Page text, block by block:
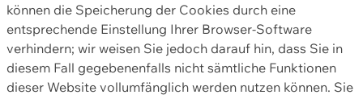
können die Speicherung der Cookies durch eine
entsprechende Einstellung Ihrer Browser-Software
verhindern; wir weisen Sie jedoch darauf hin, dass Sie in
diesem Fall gegebenenfalls nicht sämtliche Funktionen
dieser Website vollumfänglich werden nutzen können. Sie